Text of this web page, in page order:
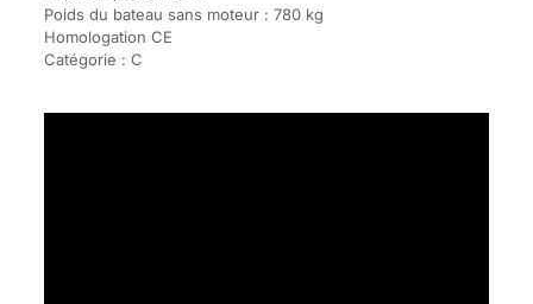
Poids du bateau sans moteur : 780 kg
Homologation CE
Catégorie : C